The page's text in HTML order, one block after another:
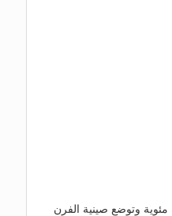
على حرارة 175 درجة مئوية وتوضع صينية الفرن